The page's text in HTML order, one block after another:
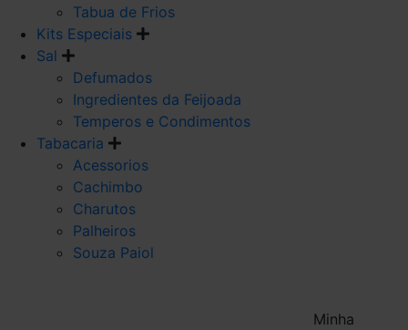
Tabua de Frios
Kits Especiais
Sal
Defumados
Ingredientes da Feijoada
Temperos e Condimentos
Tabacaria
Acessorios
Cachimbo
Charutos
Palheiros
Souza Paiol
Minha